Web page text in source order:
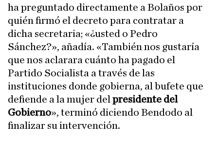
ha preguntado directamente a Bolaños por
quién firmó el decreto para contratar a
dicha secretaria; «¿usted o Pedro
Sánchez?», añadía. «También nos gustaría
que nos aclarara cuánto ha pagado el
Partido Socialista a través de las
instituciones donde gobierna, al bufete que
defiende a la mujer del presidente del
Gobierno», terminó diciendo Bendodo al
finalizar su intervención.